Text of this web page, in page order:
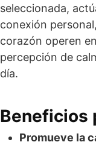
seleccionada,
conexión
corazón operen
percepción de
día.
Beneficios
Promueve la